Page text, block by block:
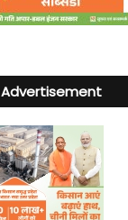
Advertisement